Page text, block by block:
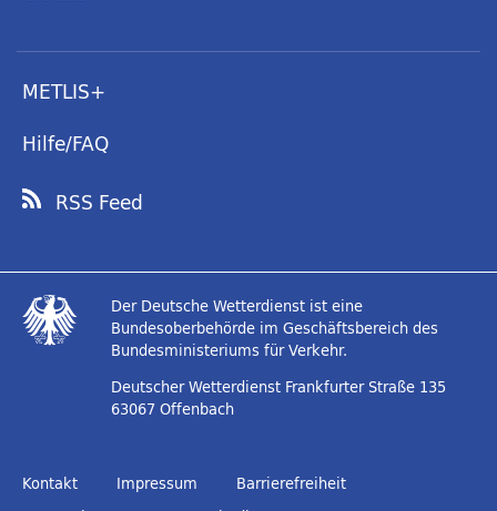
METLIS+
Hilfe/FAQ
RSS Feed
Der Deutsche Wetterdienst ist eine
Bundesoberbehörde im Geschäftsbereich des
Bundesministeriums für Verkehr.
Deutscher Wetterdienst Frankfurter Straße 135
63067 Offenbach
Kontakt Impressum
Barrierefreiheit